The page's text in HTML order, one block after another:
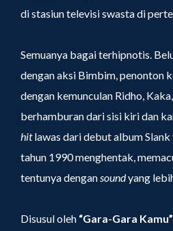
di stasiun televisi swasta di
Semuanya bagai terhipnotis.
dengan aksi Bimbim, penonton
dengan kemunculan Ridho,
berhamburan dari sisi kiri dan
hitlawas dari debut album
tahun 1990 menghentak,
tentunya dengan soundyang
Disusul oleh “Gara-Gara Kamu”